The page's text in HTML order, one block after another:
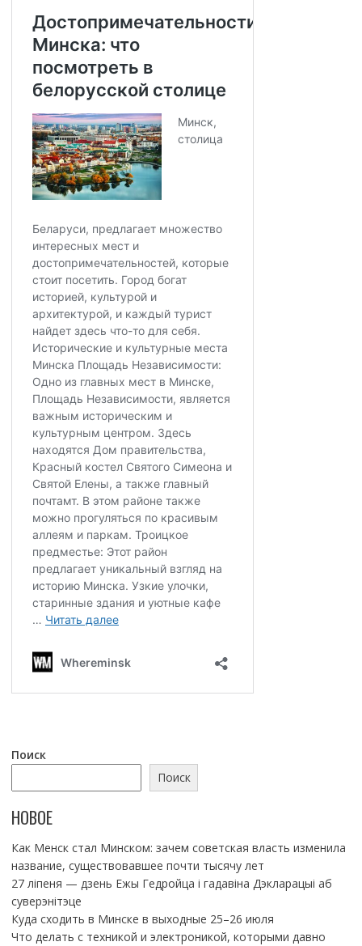
Поиск
Поиск
НОВОЕ
Как Менск стал Минском: зачем советская власть изменила
название, существовавшее почти тысячу лет
27 ліпеня — дзень Ежы Гедройца і гадавіна Дэкларацыі аб
суверэнітэце
Куда сходить в Минске в выходные 25–26 июля
Что делать с техникой и электроникой, которыми давно